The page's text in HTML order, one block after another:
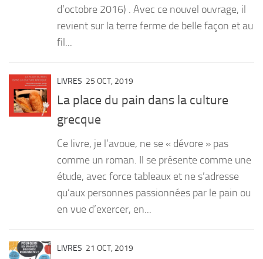
d’octobre 2016) . Avec ce nouvel ouvrage, il
revient sur la terre ferme de belle façon et au
fil...
LIVRES 25 OCT, 2019
La place du pain dans la culture
grecque
Ce livre, je l’avoue, ne se « dévore » pas
comme un roman. Il se présente comme une
étude, avec force tableaux et ne s’adresse
qu’aux personnes passionnées par le pain ou
en vue d’exercer, en...
LIVRES 21 OCT, 2019